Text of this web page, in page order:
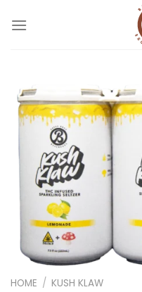
naar
HOME / KUSH KLAW